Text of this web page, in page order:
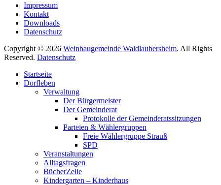
Impressum
Kontakt
Downloads
Datenschutz
Copyright © 2026 Weinbaugemeinde Waldlaubersheim. All Rights
Reserved. Datenschutz
oben
scrollen
Startseite
Dorfleben
Verwaltung
Der Bürgermeister
Der Gemeinderat
Protokolle der Gemeinderatssitzungen
Parteien & Wählergruppen
Freie Wählergruppe Strauß
SPD
Veranstaltungen
Alltagsfragen
BücherZelle
Kindergarten – Kinderhaus